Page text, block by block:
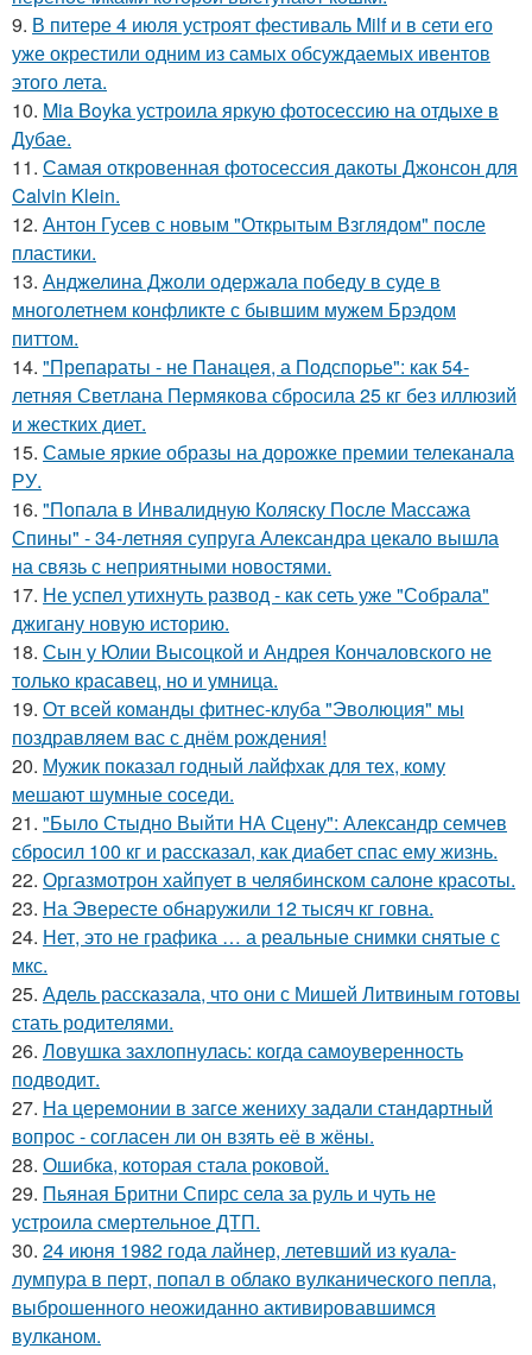
9. В питере 4 июля устроят фестиваль Milf и в сети его
уже окрестили одним из самых обсуждаемых ивентов
этого лета.
10. Mia Boyka устроила яркую фотосессию на отдыхе в
Дубае.
11. Самая откровенная фотосессия дакоты Джонсон для
Calvin Klein.
12. Антон Гусев с новым "Открытым Взглядом" после
пластики.
13. Анджелина Джоли одержала победу в суде в
многолетнем конфликте с бывшим мужем Брэдом
питтом.
14. "Препараты - не Панацея, а Подспорье": как 54-
летняя Светлана Пермякова сбросила 25 кг без иллюзий
и жестких диет.
15. Самые яркие образы на дорожке премии телеканала
РУ.
16. "Попала в Инвалидную Коляску После Массажа
Спины" - 34-летняя супруга Александра цекало вышла
на связь с неприятными новостями.
17. Не успел утихнуть развод - как сеть уже "Собрала"
джигану новую историю.
18. Сын у Юлии Высоцкой и Андрея Кончаловского не
только красавец, но и умница.
19. От всей команды фитнес-клуба "Эволюция" мы
поздравляем вас с днём рождения!
20. Мужик показал годный лайфхак для тех, кому
мешают шумные соседи.
21. "Было Стыдно Выйти НА Сцену": Александр семчев
сбросил 100 кг и рассказал, как диабет спас ему жизнь.
22. Оргазмотрон хайпует в челябинском салоне красоты.
23. На Эвересте обнаружили 12 тысяч кг говна.
24. Нет, это не графика … а реальные снимки снятые с
мкс.
25. Адель рассказала, что они с Мишей Литвиным готовы
стать родителями.
26. Ловушка захлопнулась: когда самоуверенность
подводит.
27. На церемонии в загсе жениху задали стандартный
вопрос - согласен ли он взять её в жёны.
28. Ошибка, которая стала роковой.
29. Пьяная Бритни Спирс села за руль и чуть не
устроила смертельное ДТП.
30. 24 июня 1982 года лайнер, летевший из куала-
лумпура в перт, попал в облако вулканического пепла,
выброшенного неожиданно активировавшимся
вулканом.